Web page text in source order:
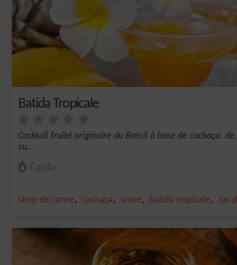
Batida Tropicale
Cocktail fruité originaire du Brésil à base de cachaça,
su...
Facile
sirop de canne, cachaça, sucre, batida tropicale, Jus